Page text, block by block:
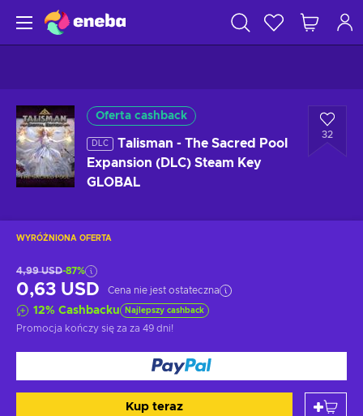
Oferta cashback
DLC
Talisman - The Sacred Pool
Expansion (DLC) Steam Key
GLOBAL
32
WYRÓŻNIONA OFERTA
4,99 USD-87%
0,63 USD Cena nie jest ostateczna
12% Cashbacku Najlepszy cashback
Promocja kończy się za za 49 dni!
Kup teraz